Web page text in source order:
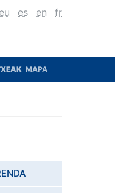
eu es en fr
MAPA